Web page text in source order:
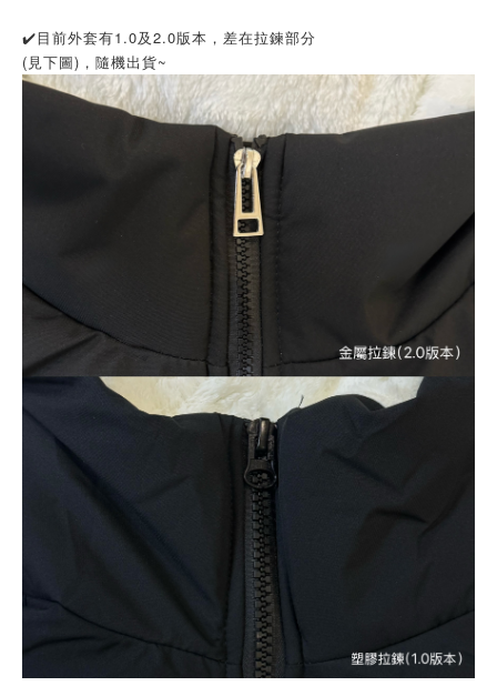
✔️目前外套有1.0及2.0版本，差在拉鍊部分
(見下圖)，隨機出貨~